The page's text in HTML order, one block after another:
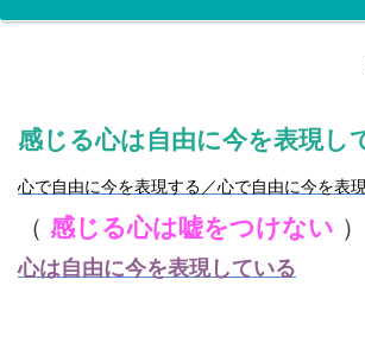
感じる心は自由に今を表現し
心で自由に今を表現する／心で自由に今を表
（ 感じる心は嘘をつけない ）
心は自由に今を表現している